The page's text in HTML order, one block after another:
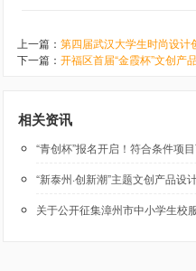
上一篇： 第四届武汉大学生时尚设计
下一篇： 开福区首届“金霞杯”文创产
相关资讯
“新泰州·创新潮”主题文创产品设